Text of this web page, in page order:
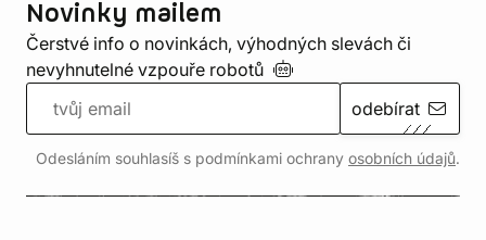
Novinky mailem
Čerstvé info o novinkách, výhodných slevách či
nevyhnutelné vzpouře robotů
odebírat
Odesláním souhlasíš s podmínkami ochrany osobních údajů.